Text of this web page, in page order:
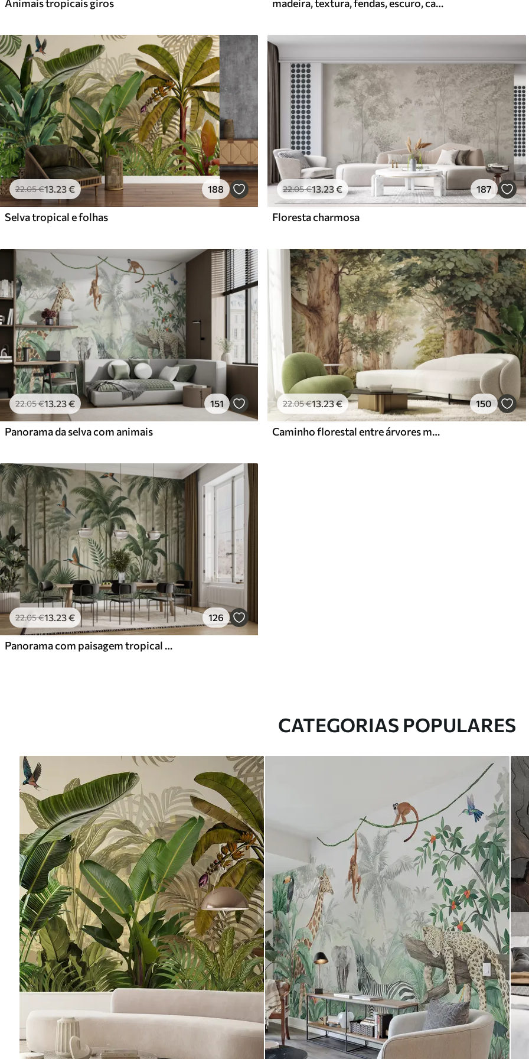
Animais tropicais giros madeira, textura, fendas, escuro, casca, superfície
22.05€13.23€ 188
Selva tropical e folhas
22.05€13.23€ 187
Floresta charmosa
22.05€13 .23€ 151
Panorama da selva com animais
22.05€13.23€ 150
Caminho florestal entre árvores majestosas em estilo aquarela
22.05€13.23€ 126
Panorama com paisagem tropical e aves
CATEGORIAS POPULARES